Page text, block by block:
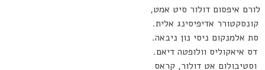
לורם איפסום דולור סיט אמט,
קונסקטורר אדיפיסינג אלית.
סת אלמנקום ניסי נון ניבאה.
דס איאקוליס וולופטה דיאם.
וסטיבולום אט דולור, קראס